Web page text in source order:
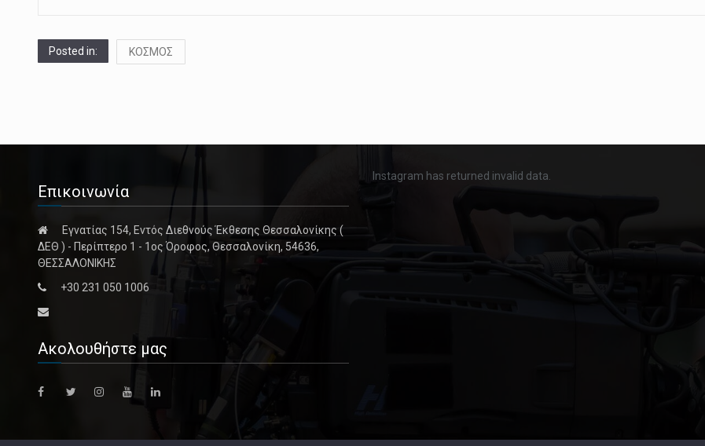
Posted in: ΚΟΣΜΟΣ
Επικοινωνία
Εγνατίας 154, Εντός Διεθνούς Έκθεσης Θεσσαλονίκης (
ΔΕΘ ) - Περίπτερο 1 - 1ος Όροφος, Θεσσαλονίκη, 54636,
ΘΕΣΣΑΛΟΝΙΚΗΣ
+30 231 050 1006
Ακολουθήστε μας
Instagram has returned invalid data.